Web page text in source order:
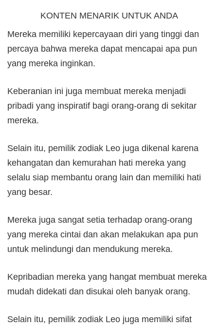
KONTEN MENARIK UNTUK ANDA
Mereka memiliki kepercayaan diri yang tinggi dan
percaya bahwa mereka dapat mencapai apa pun
yang mereka inginkan.
Keberanian ini juga membuat mereka menjadi
pribadi yang inspiratif bagi orang-orang di sekitar
mereka.
Selain itu, pemilik zodiak Leo juga dikenal karena
kehangatan dan kemurahan hati mereka yang
selalu siap membantu orang lain dan memiliki hati
yang besar.
Mereka juga sangat setia terhadap orang-orang
yang mereka cintai dan akan melakukan apa pun
untuk melindungi dan mendukung mereka.
Kepribadian mereka yang hangat membuat mereka
mudah didekati dan disukai oleh banyak orang.
Selain itu, pemilik zodiak Leo juga memiliki sifat